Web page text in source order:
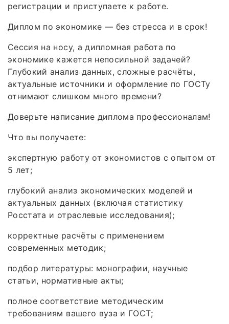
регистрации и приступаете к работе.
Диплом по экономике — без стресса и в срок!
Сессия на носу, а дипломная работа по
экономике кажется непосильной задачей?
Глубокий анализ данных, сложные расчёты,
актуальные источники и оформление по ГОСТу
отнимают слишком много времени?
Доверьте написание диплома профессионалам!
Что вы получаете:
экспертную работу от экономистов с опытом от
5 лет;
глубокий анализ экономических моделей и
актуальных данных (включая статистику
Росстата и отраслевые исследования);
корректные расчёты с применением
современных методик;
подбор литературы: монографии, научные
статьи, нормативные акты;
полное соответствие методическим
требованиям вашего вуза и ГОСТ;